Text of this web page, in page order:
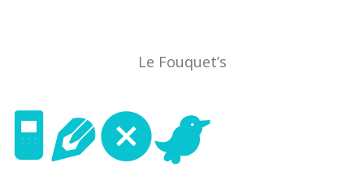
Le Fouquet’s
Next